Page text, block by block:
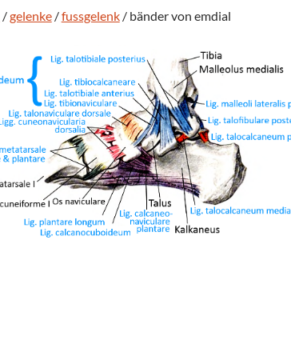
/gelenke/fussgelenk/ bänder von emdial